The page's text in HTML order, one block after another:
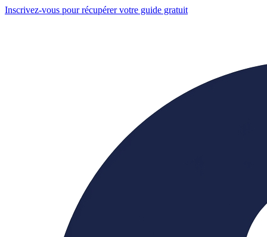
Inscrivez-vous pour récupérer votre guide gratuit